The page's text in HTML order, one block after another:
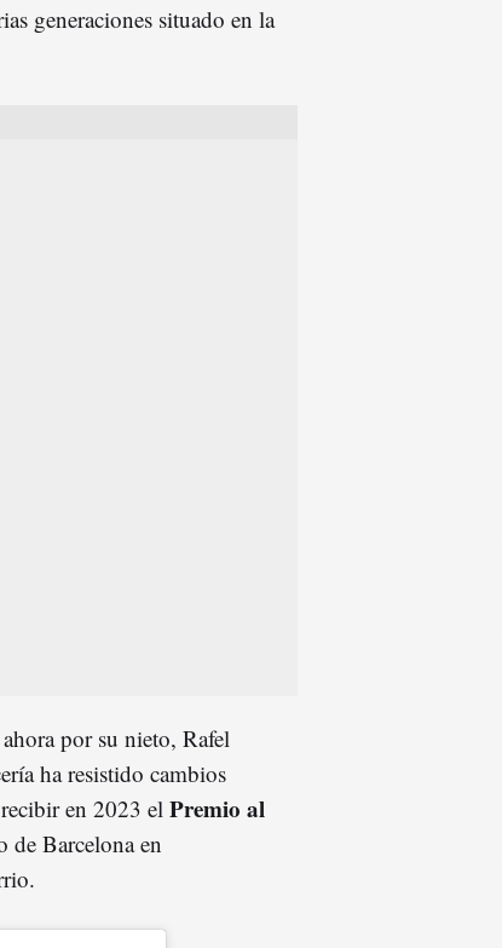
generaciones situado en la
por su nieto, Rafel
ha resistido cambios
en 2023 el Premio al
Barcelona en